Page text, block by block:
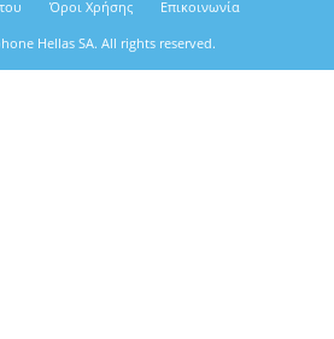
Όροι Χρήσης
Επικοινωνία
Hellas SA. All rights reserved.